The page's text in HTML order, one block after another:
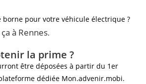
borne pour votre véhicule électrique ?
à Rennes.
la prime ?
être déposées à partir du 1er
dédiée Mon.advenir.mobi.